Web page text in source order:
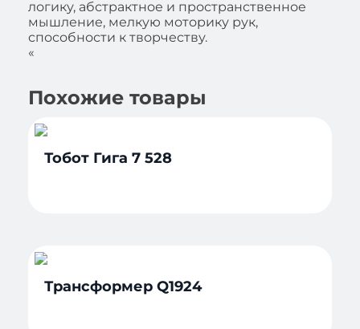
логику, абстрактное и пространственное
мышление, мелкую моторику рук,
способности к творчеству.
«
Похожие товары
Тобот Гига 7 528
Трансформер Q1924